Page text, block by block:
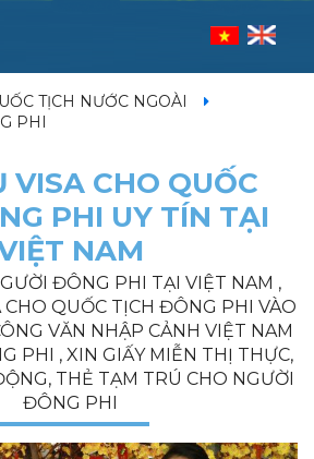
TỊCH NƯỚC NGOÀI
PHI
VISA CHO QUỐC
PHI UY TÍN TẠI
NAM
ĐÔNG PHI TẠI VIỆT NAM ,
CHO QUỐC TỊCH ĐÔNG PHI VÀO
VĂN NHẬP CẢNH VIỆT NAM
PHI , XIN GIẤY MIỄN THỊ THỰC,
THẺ TẠM TRÚ CHO NGƯỜI
ĐÔNG PHI